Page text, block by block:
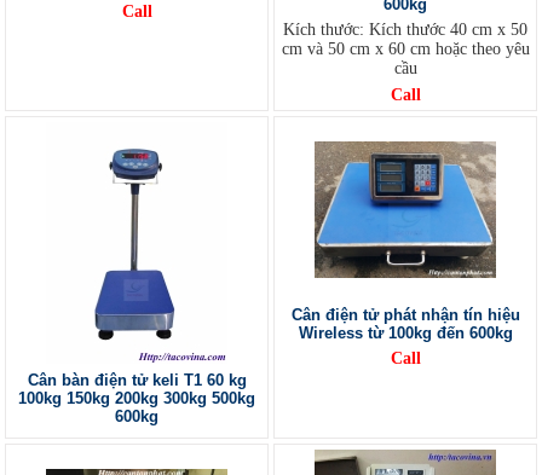
Call
600kg
Kích thước: Kích thước 40 cm x 50
cm và 50 cm x 60 cm hoặc theo yêu
cầu
Call
Cân bàn điện tử keli T1 60 kg
100kg 150kg 200kg 300kg 500kg
600kg
Cân điện tử phát nhận tín hiệu
Wireless từ 100kg đến 600kg
Call